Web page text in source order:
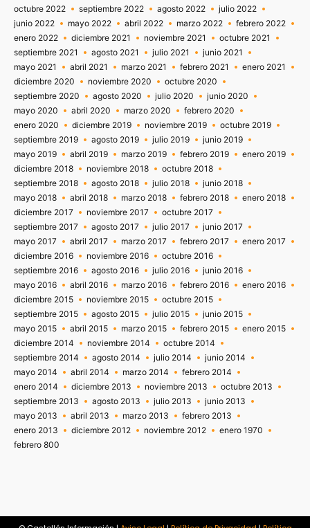
octubre 2022
septiembre 2022 agosto 2022
julio 2022
junio 2022
mayo 2022 abril 2022 marzo 2022
febrero 2022
enero 2022
diciembre 2021 noviembre 2021
octubre 2021
septiembre 2021
agosto 2021 julio 2021
junio 2021
mayo 2021
abril 2021 marzo 2021 febrero 2021
enero 2021
diciembre 2020
noviembre 2020
octubre 2020
septiembre 2020
agosto 2020 julio 2020
junio 2020
mayo 2020
abril 2020 marzo 2020
febrero 2020
enero 2020
diciembre 2019 noviembre 2019
octubre 2019
septiembre 2019
agosto 2019 julio 2019
junio 2019
mayo 2019
abril 2019 marzo 2019 febrero 2019
enero 2019
diciembre 2018
noviembre 2018
octubre 2018
septiembre 2018
agosto 2018 julio 2018
junio 2018
mayo 2018
abril 2018 marzo 2018 febrero 2018
enero 2018
diciembre 2017
noviembre 2017
octubre 2017
septiembre 2017
agosto 2017 julio 2017
junio 2017
mayo 2017
abril 2017 marzo 2017 febrero 2017
enero 2017
diciembre 2016
noviembre 2016
octubre 2016
septiembre 2016
agosto 2016 julio 2016
junio 2016
mayo 2016
abril 2016 marzo 2016 febrero 2016
enero 2016
diciembre 2015
noviembre 2015
octubre 2015
septiembre 2015
agosto 2015 julio 2015
junio 2015
mayo 2015
abril 2015 marzo 2015 febrero 2015
enero 2015
diciembre 2014
noviembre 2014
octubre 2014
septiembre 2014
agosto 2014 julio 2014
junio 2014
mayo 2014
abril 2014 marzo 2014
febrero 2014
enero 2014
diciembre 2013 noviembre 2013
octubre 2013
septiembre 2013
agosto 2013 julio 2013
junio 2013
mayo 2013
abril 2013 marzo 2013
febrero 2013
enero 2013
diciembre 2012 noviembre 2012
enero 1970
febrero 800